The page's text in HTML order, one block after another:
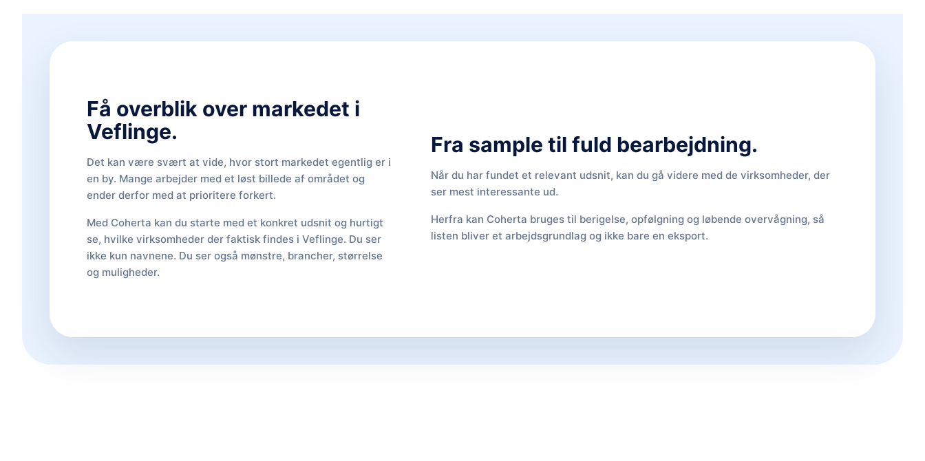
Få overblik over markedet i
Veflinge.
Det kan være svært at vide, hvor stort markedet egentlig er i
en by. Mange arbejder med et løst billede af området og
ender derfor med at prioritere forkert.
Med Coherta kan du starte med et konkret udsnit og hurtigt
se, hvilke virksomheder der faktisk findes i Veflinge. Du ser
ikke kun navnene. Du ser også mønstre, brancher, størrelse
og muligheder.
Fra sample til fuld bearbejdning.
Når du har fundet et relevant udsnit, kan du gå videre med de virksomheder, der
ser mest interessante ud.
Herfra kan Coherta bruges til berigelse, opfølgning og løbende overvågning, så
listen bliver et arbejdsgrundlag og ikke bare en eksport.